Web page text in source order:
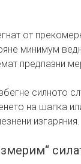
от
минимум
предпазни
силното
на шапка
изгаряния.